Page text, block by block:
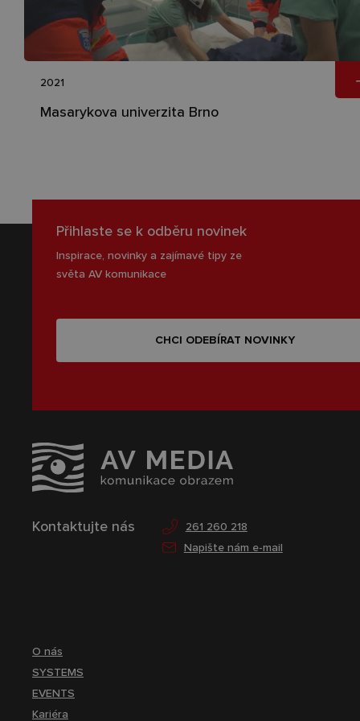
2021
Masarykova univerzita Brno
Kontaktujte nás
261 260 218
Napište nám e-mail
Přihlaste se k odběru novinek
Inspirace, novinky a zajímavé tipy ze
světa AV komunikace
CHCI ODEBÍRAT NOVINKY
O nás
SYSTEMS
EVENTS
Kariéra